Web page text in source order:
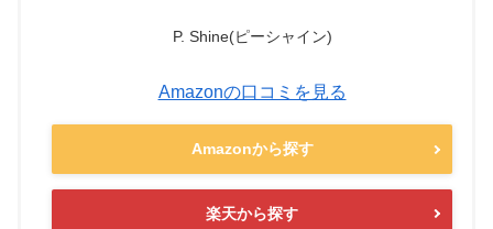
P. Shine(ピーシャイン)
Amazonの口コミを見る
Amazonから探す
楽天から探す